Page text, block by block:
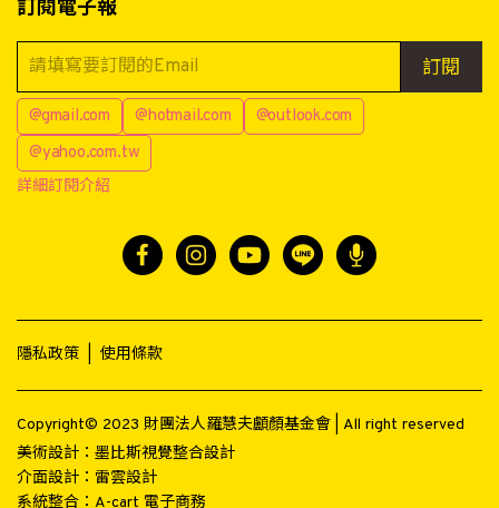
訂閱電子報
訂閱
@gmail.com @hotmail.com
@outlook.com
@yahoo.com.tw
詳細訂閱介紹
隱私政策 使用條款
Copyright© 2023 財團法人羅慧夫顱顏基金會 | All right reserved
美術設計： 墨比斯視覺整合設計
介面設計： 雷雲設計
系統整合： A-cart 電子商務